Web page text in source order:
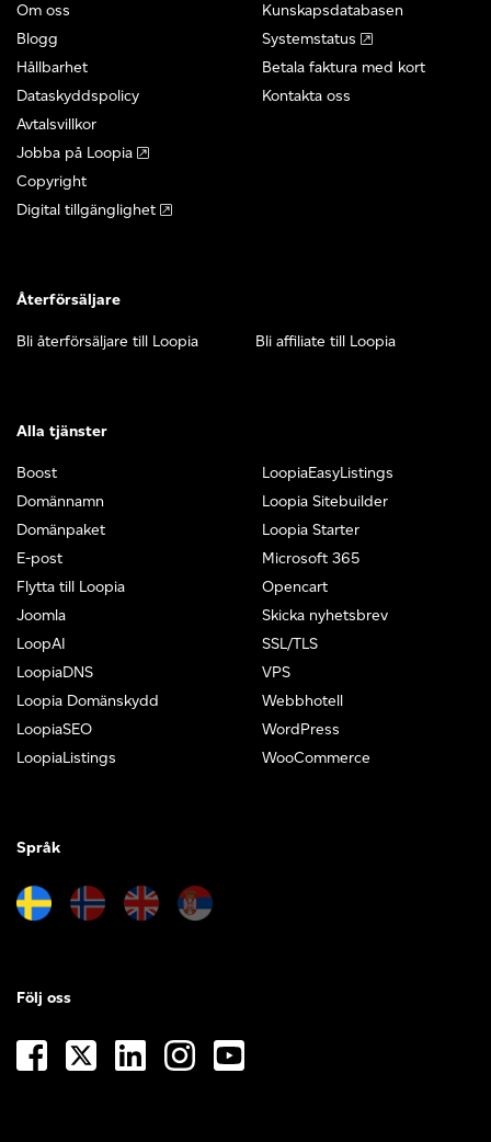
Om oss
Blogg
Hållbarhet
Dataskyddspolicy
Avtalsvillkor
Jobba på Loopia
Copyright
Digital tillgänglighet
Kunskapsdatabasen
Systemstatus
Betala faktura med kort
Kontakta oss
Återförsäljare
Bli återförsäljare till Loopia Bli affiliate till Loopia
Alla tjänster
Boost
Domännamn
Domänpaket
E-post
Flytta till Loopia
Joomla
LoopAI
LoopiaDNS
Loopia Domänskydd
LoopiaSEO
LoopiaListings
LoopiaEasyListings
Loopia Sitebuilder
Loopia Starter
Microsoft 365
Opencart
Skicka nyhetsbrev
SSL/TLS
VPS
Webbhotell
WordPress
WooCommerce
Språk
Följ oss